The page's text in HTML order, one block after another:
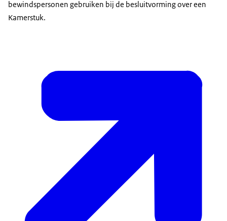
bewindspersonen gebruiken bij de besluitvorming over een
Kamerstuk.